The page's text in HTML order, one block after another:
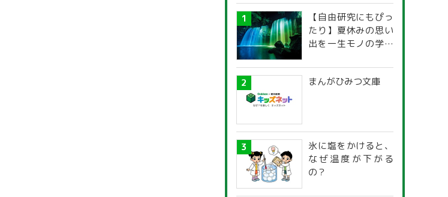
【自由研究にもぴっ
たり】夏休みの思い
出を一生モノの学び
探究ガイド
まんがひみつ文庫
氷に塩をかけると、
なぜ温度が下がる
の？